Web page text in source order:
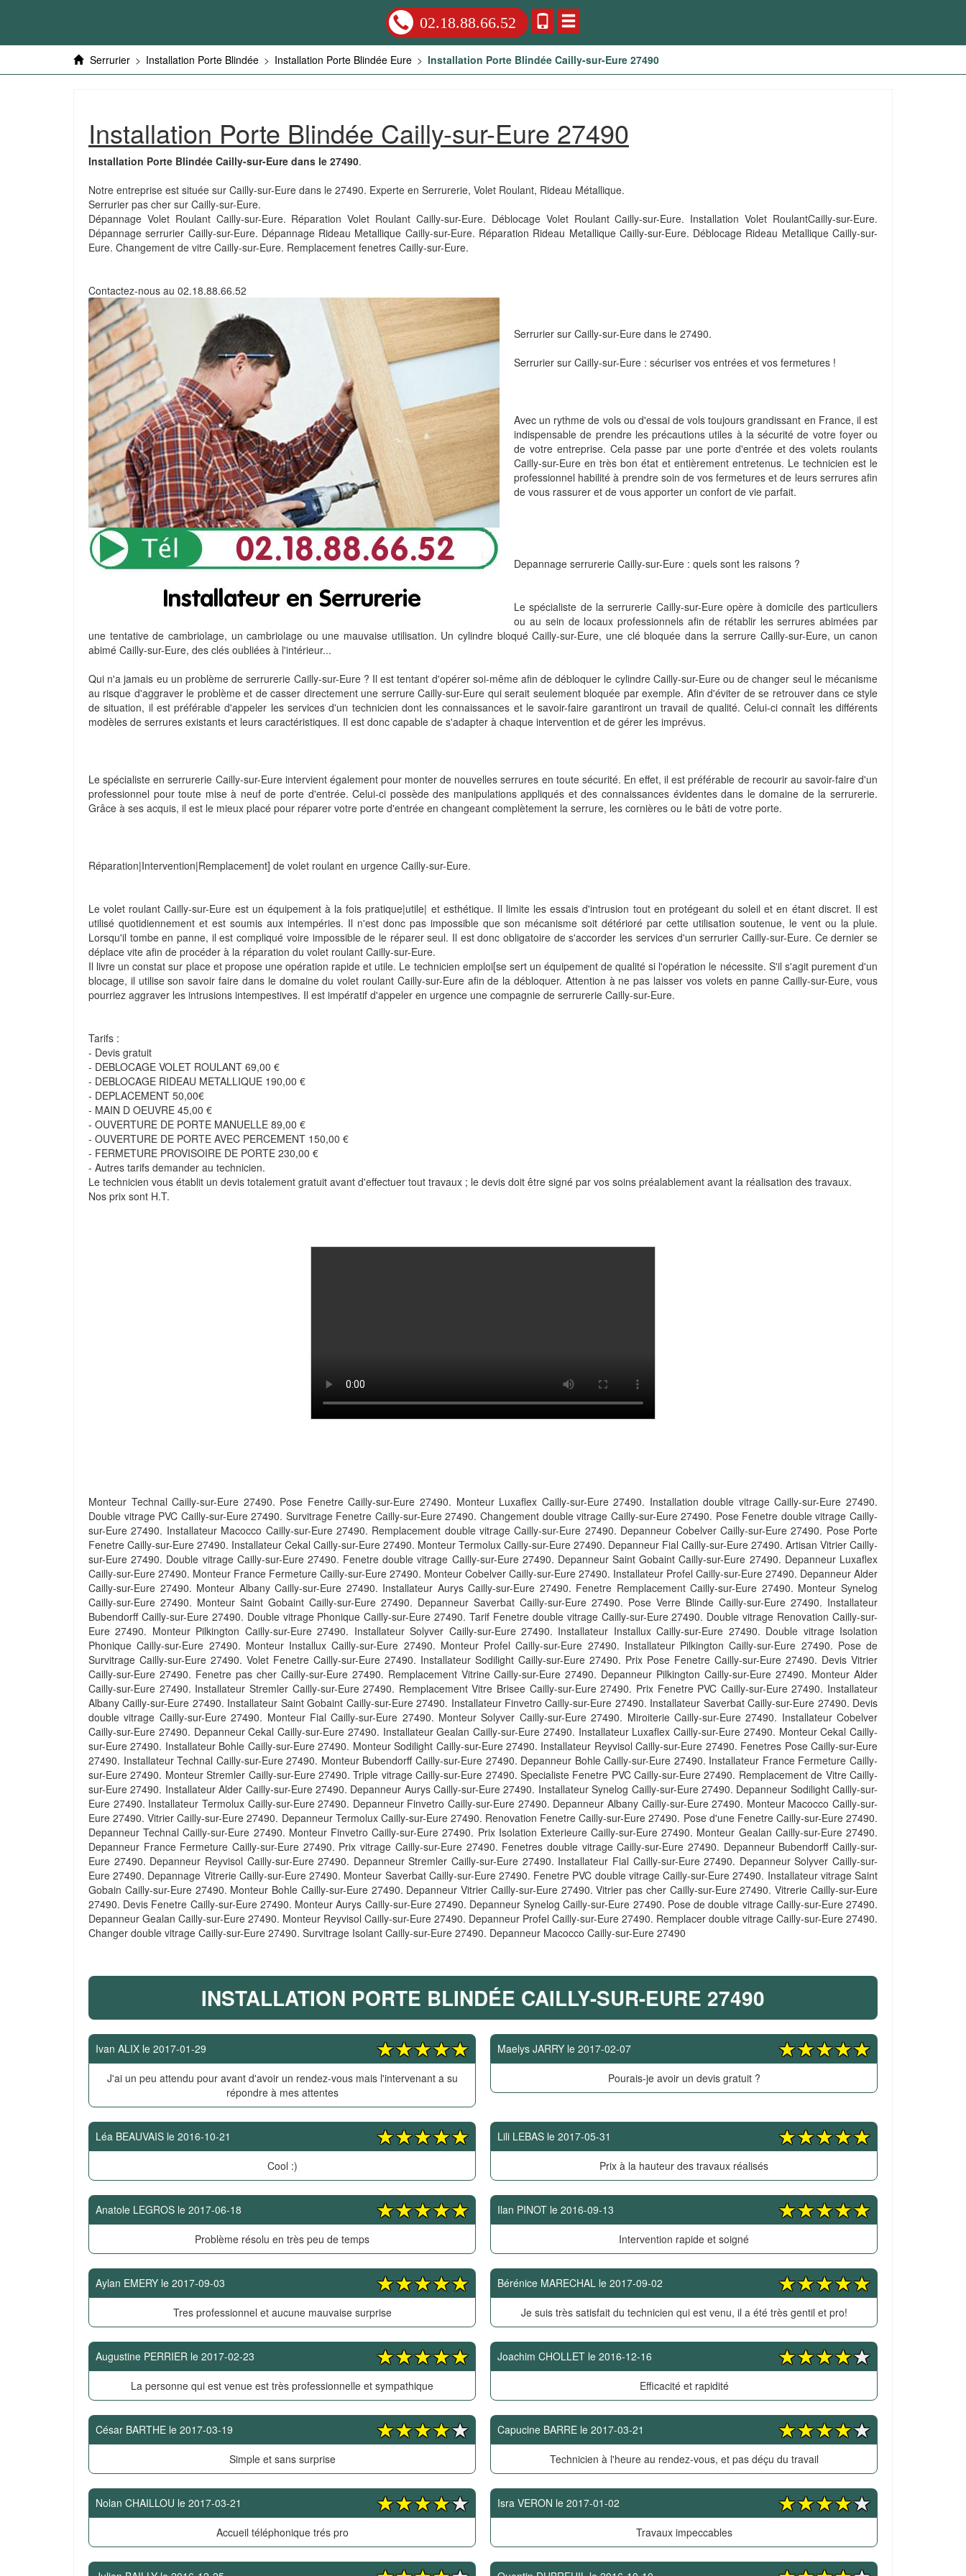
02.18.88.66.52
Serrurier > Installation Porte Blindée > Installation Porte Blindée Eure > Installation Porte Blindée Cailly-sur-Eure 27490
Installation Porte Blindée Cailly-sur-Eure 27490
Installation Porte Blindée Cailly-sur-Eure dans le 27490.
Notre entreprise est située sur Cailly-sur-Eure dans le 27490. Experte en Serrurerie, Volet Roulant, Rideau Métallique.
Serrurier pas cher sur Cailly-sur-Eure.
Dépannage Volet Roulant Cailly-sur-Eure. Réparation Volet Roulant Cailly-sur-Eure. Déblocage Volet Roulant Cailly-sur-Eure. Installation Volet RoulantCailly-sur-Eure.
Dépannage serrurier Cailly-sur-Eure. Dépannage Rideau Metallique Cailly-sur-Eure. Réparation Rideau Metallique Cailly-sur-Eure. Déblocage Rideau Metallique Cailly-sur-
Eure. Changement de vitre Cailly-sur-Eure. Remplacement fenetres Cailly-sur-Eure.
Contactez-nous au 02.18.88.66.52
Serrurier sur Cailly-sur-Eure dans le 27490.
Serrurier sur Cailly-sur-Eure : sécuriser vos entrées et vos fermetures !
Avec un rythme de vols ou d'essai de vols toujours grandissant en France, il est
indispensable de prendre les précautions utiles à la sécurité de votre foyer ou
de votre entreprise. Cela passe par une porte d'entrée et des volets roulants
Cailly-sur-Eure en très bon état et entièrement entretenus. Le technicien est le
professionnel habilité à prendre soin de vos fermetures et de leurs serrures afin
de vous rassurer et de vous apporter un confort de vie parfait.
Depannage serrurerie Cailly-sur-Eure : quels sont les raisons ?
Le spécialiste de la serrurerie Cailly-sur-Eure opère à domicile des particuliers
ou au sein de locaux professionnels afin de rétablir les serrures abimées par
une tentative de cambriolage, un cambriolage ou une mauvaise utilisation. Un cylindre bloqué Cailly-sur-Eure, une clé bloquée dans la serrure Cailly-sur-Eure, un canon
abimé Cailly-sur-Eure, des clés oubliées à l'intérieur...
Qui n'a jamais eu un problème de serrurerie Cailly-sur-Eure ? Il est tentant d'opérer soi-même afin de débloquer le cylindre Cailly-sur-Eure ou de changer seul le mécanisme
au risque d'aggraver le problème et de casser directement une serrure Cailly-sur-Eure qui serait seulement bloquée par exemple. Afin d'éviter de se retrouver dans ce style
de situation, il est préférable d'appeler les services d'un technicien dont les connaissances et le savoir-faire garantiront un travail de qualité. Celui-ci connaît les différents
modèles de serrures existants et leurs caractéristiques. Il est donc capable de s'adapter à chaque intervention et de gérer les imprévus.
Le spécialiste en serrurerie Cailly-sur-Eure intervient également pour monter de nouvelles serrures en toute sécurité. En effet, il est préférable de recourir au savoir-faire d'un
professionnel pour toute mise à neuf de porte d'entrée. Celui-ci possède des manipulations appliqués et des connaissances évidentes dans le domaine de la serrurerie.
Grâce à ses acquis, il est le mieux placé pour réparer votre porte d'entrée en changeant complètement la serrure, les cornières ou le bâti de votre porte.
Réparation|Intervention|Remplacement] de volet roulant en urgence Cailly-sur-Eure.
Le volet roulant Cailly-sur-Eure est un équipement à la fois pratique|utile| et esthétique. Il limite les essais d'intrusion tout en protégeant du soleil et en étant discret. Il est
utilisé quotidiennement et est soumis aux intempéries. Il n'est donc pas impossible que son mécanisme soit détérioré par cette utilisation soutenue, le vent ou la pluie.
Lorsqu'il tombe en panne, il est compliqué voire impossible de le réparer seul. Il est donc obligatoire de s'accorder les services d'un serrurier Cailly-sur-Eure. Ce dernier se
déplace vite afin de procéder à la réparation du volet roulant Cailly-sur-Eure.
Il livre un constat sur place et propose une opération rapide et utile. Le technicien emploi[se sert un équipement de qualité si l'opération le nécessite. S'il s'agit purement d'un
blocage, il utilise son savoir faire dans le domaine du volet roulant Cailly-sur-Eure afin de la débloquer. Attention à ne pas laisser vos volets en panne Cailly-sur-Eure, vous
pourriez aggraver les intrusions intempestives. Il est impératif d'appeler en urgence une compagnie de serrurerie Cailly-sur-Eure.
Tarifs :
- Devis gratuit
- DEBLOCAGE VOLET ROULANT 69,00 €
- DEBLOCAGE RIDEAU METALLIQUE 190,00 €
- DEPLACEMENT 50,00€
- MAIN D OEUVRE 45,00 €
- OUVERTURE DE PORTE MANUELLE 89,00 €
- OUVERTURE DE PORTE AVEC PERCEMENT 150,00 €
- FERMETURE PROVISOIRE DE PORTE 230,00 €
- Autres tarifs demander au technicien.
Le technicien vous établit un devis totalement gratuit avant d'effectuer tout travaux ; le devis doit être signé par vos soins préalablement avant la réalisation des travaux.
Nos prix sont H.T.
Monteur Technal Cailly-sur-Eure 27490. Pose Fenetre Cailly-sur-Eure 27490. Monteur Luxaflex Cailly-sur-Eure 27490. Installation double vitrage Cailly-sur-Eure 27490.
Double vitrage PVC Cailly-sur-Eure 27490. Survitrage Fenetre Cailly-sur-Eure 27490. Changement double vitrage Cailly-sur-Eure 27490. Pose Fenetre double vitrage Cailly-
sur-Eure 27490. Installateur Macocco Cailly-sur-Eure 27490. Remplacement double vitrage Cailly-sur-Eure 27490. Depanneur Cobelver Cailly-sur-Eure 27490. Pose Porte
Fenetre Cailly-sur-Eure 27490. Installateur Cekal Cailly-sur-Eure 27490. Monteur Termolux Cailly-sur-Eure 27490. Depanneur Fial Cailly-sur-Eure 27490. Artisan Vitrier Cailly-
sur-Eure 27490. Double vitrage Cailly-sur-Eure 27490. Fenetre double vitrage Cailly-sur-Eure 27490. Depanneur Saint Gobaint Cailly-sur-Eure 27490. Depanneur Luxaflex
Cailly-sur-Eure 27490. Monteur France Fermeture Cailly-sur-Eure 27490. Monteur Cobelver Cailly-sur-Eure 27490. Installateur Profel Cailly-sur-Eure 27490. Depanneur Alder
Cailly-sur-Eure 27490. Monteur Albany Cailly-sur-Eure 27490. Installateur Aurys Cailly-sur-Eure 27490. Fenetre Remplacement Cailly-sur-Eure 27490. Monteur Synelog
Cailly-sur-Eure 27490. Monteur Saint Gobaint Cailly-sur-Eure 27490. Depanneur Saverbat Cailly-sur-Eure 27490. Pose Verre Blinde Cailly-sur-Eure 27490. Installateur
Bubendorff Cailly-sur-Eure 27490. Double vitrage Phonique Cailly-sur-Eure 27490. Tarif Fenetre double vitrage Cailly-sur-Eure 27490. Double vitrage Renovation Cailly-sur-
Eure 27490. Monteur Pilkington Cailly-sur-Eure 27490. Installateur Solyver Cailly-sur-Eure 27490. Installateur Installux Cailly-sur-Eure 27490. Double vitrage Isolation
Phonique Cailly-sur-Eure 27490. Monteur Installux Cailly-sur-Eure 27490. Monteur Profel Cailly-sur-Eure 27490. Installateur Pilkington Cailly-sur-Eure 27490. Pose de
Survitrage Cailly-sur-Eure 27490. Volet Fenetre Cailly-sur-Eure 27490. Installateur Sodilight Cailly-sur-Eure 27490. Prix Pose Fenetre Cailly-sur-Eure 27490. Devis Vitrier
Cailly-sur-Eure 27490. Fenetre pas cher Cailly-sur-Eure 27490. Remplacement Vitrine Cailly-sur-Eure 27490. Depanneur Pilkington Cailly-sur-Eure 27490. Monteur Alder
Cailly-sur-Eure 27490. Installateur Stremler Cailly-sur-Eure 27490. Remplacement Vitre Brisee Cailly-sur-Eure 27490. Prix Fenetre PVC Cailly-sur-Eure 27490. Installateur
Albany Cailly-sur-Eure 27490. Installateur Saint Gobaint Cailly-sur-Eure 27490. Installateur Finvetro Cailly-sur-Eure 27490. Installateur Saverbat Cailly-sur-Eure 27490. Devis
double vitrage Cailly-sur-Eure 27490. Monteur Fial Cailly-sur-Eure 27490. Monteur Solyver Cailly-sur-Eure 27490. Miroiterie Cailly-sur-Eure 27490. Installateur Cobelver
Cailly-sur-Eure 27490. Depanneur Cekal Cailly-sur-Eure 27490. Installateur Gealan Cailly-sur-Eure 27490. Installateur Luxaflex Cailly-sur-Eure 27490. Monteur Cekal Cailly-
sur-Eure 27490. Installateur Bohle Cailly-sur-Eure 27490. Monteur Sodilight Cailly-sur-Eure 27490. Installateur Reyvisol Cailly-sur-Eure 27490. Fenetres Pose Cailly-sur-Eure
27490. Installateur Technal Cailly-sur-Eure 27490. Monteur Bubendorff Cailly-sur-Eure 27490. Depanneur Bohle Cailly-sur-Eure 27490. Installateur France Fermeture Cailly-
sur-Eure 27490. Monteur Stremler Cailly-sur-Eure 27490. Triple vitrage Cailly-sur-Eure 27490. Specialiste Fenetre PVC Cailly-sur-Eure 27490. Remplacement de Vitre Cailly-
sur-Eure 27490. Installateur Alder Cailly-sur-Eure 27490. Depanneur Aurys Cailly-sur-Eure 27490. Installateur Synelog Cailly-sur-Eure 27490. Depanneur Sodilight Cailly-sur-
Eure 27490. Installateur Termolux Cailly-sur-Eure 27490. Depanneur Finvetro Cailly-sur-Eure 27490. Depanneur Albany Cailly-sur-Eure 27490. Monteur Macocco Cailly-sur-
Eure 27490. Vitrier Cailly-sur-Eure 27490. Depanneur Termolux Cailly-sur-Eure 27490. Renovation Fenetre Cailly-sur-Eure 27490. Pose d'une Fenetre Cailly-sur-Eure 27490.
Depanneur Technal Cailly-sur-Eure 27490. Monteur Finvetro Cailly-sur-Eure 27490. Prix Isolation Exterieure Cailly-sur-Eure 27490. Monteur Gealan Cailly-sur-Eure 27490.
Depanneur France Fermeture Cailly-sur-Eure 27490. Prix vitrage Cailly-sur-Eure 27490. Fenetres double vitrage Cailly-sur-Eure 27490. Depanneur Bubendorff Cailly-sur-
Eure 27490. Depanneur Reyvisol Cailly-sur-Eure 27490. Depanneur Stremler Cailly-sur-Eure 27490. Installateur Fial Cailly-sur-Eure 27490. Depanneur Solyver Cailly-sur-
Eure 27490. Depannage Vitrerie Cailly-sur-Eure 27490. Monteur Saverbat Cailly-sur-Eure 27490. Fenetre PVC double vitrage Cailly-sur-Eure 27490. Installateur vitrage Saint
Gobain Cailly-sur-Eure 27490. Monteur Bohle Cailly-sur-Eure 27490. Depanneur Vitrier Cailly-sur-Eure 27490. Vitrier pas cher Cailly-sur-Eure 27490. Vitrerie Cailly-sur-Eure
27490. Devis Fenetre Cailly-sur-Eure 27490. Monteur Aurys Cailly-sur-Eure 27490. Depanneur Synelog Cailly-sur-Eure 27490. Pose de double vitrage Cailly-sur-Eure 27490.
Depanneur Gealan Cailly-sur-Eure 27490. Monteur Reyvisol Cailly-sur-Eure 27490. Depanneur Profel Cailly-sur-Eure 27490. Remplacer double vitrage Cailly-sur-Eure 27490.
Changer double vitrage Cailly-sur-Eure 27490. Survitrage Isolant Cailly-sur-Eure 27490. Depanneur Macocco Cailly-sur-Eure 27490
INSTALLATION PORTE BLINDÉE CAILLY-SUR-EURE 27490
Ivan ALIX le 2017-01-29
J'ai un peu attendu pour avant d'avoir un rendez-vous mais l'intervenant a su
répondre à mes attentes
Maelys JARRY le 2017-02-07
Pourais-je avoir un devis gratuit ?
Léa BEAUVAIS le 2016-10-21
Cool :)
Lili LEBAS le 2017-05-31
Prix à la hauteur des travaux réalisés
Anatole LEGROS le 2017-06-18
Problème résolu en très peu de temps
Ilan PINOT le 2016-09-13
Intervention rapide et soigné
Aylan EMERY le 2017-09-03
Tres professionnel et aucune mauvaise surprise
Bérénice MARECHAL le 2017-09-02
Je suis très satisfait du technicien qui est venu, il a été très gentil et pro!
Augustine PERRIER le 2017-02-23
La personne qui est venue est très professionnelle et sympathique
Joachim CHOLLET le 2016-12-16
Efficacité et rapidité
César BARTHE le 2017-03-19
Simple et sans surprise
Capucine BARRE le 2017-03-21
Technicien à l'heure au rendez-vous, et pas déçu du travail
Nolan CHAILLOU le 2017-03-21
Accueil téléphonique trés pro
Isra VERON le 2017-01-02
Travaux impeccables